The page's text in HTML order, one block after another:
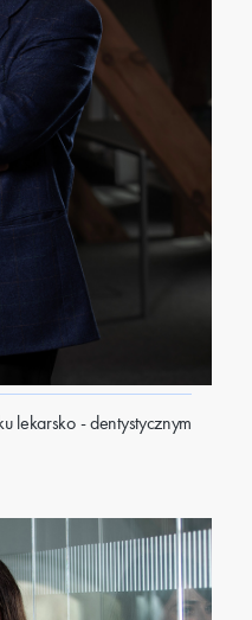
lekarsko - dentystycznym